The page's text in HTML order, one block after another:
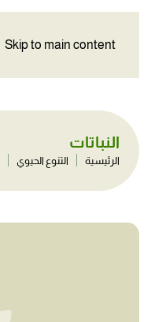
Skip to main content
النباتات
الرئيسية التنوع الحيوي